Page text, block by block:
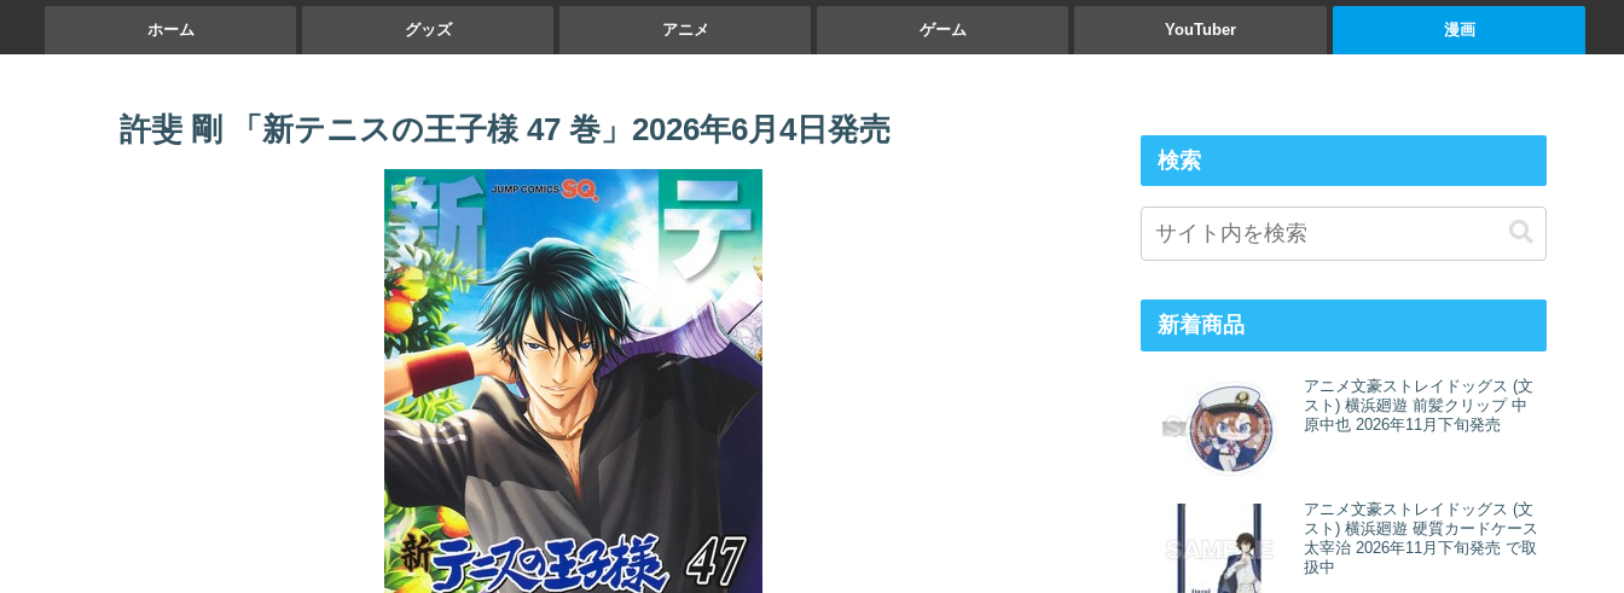
ホーム グッズ アニメ ゲーム YouTuber 漫画
許斐 剛 「新テニスの王子様 47 巻」2026年6月4日発売
検索
新着商品
アニメ文豪ストレイドッグス (文
スト) 横浜廻遊 前髪クリップ 中
原中也 2026年11月下旬発売
アニメ文豪ストレイドッグス (文
スト) 横浜廻遊 硬質カードケース
太宰治 2026年11月下旬発売 で取
扱中